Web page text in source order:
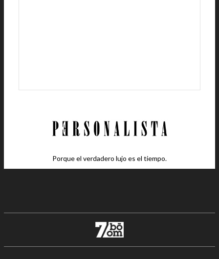
Porque el verdadero lujo es el tiempo.